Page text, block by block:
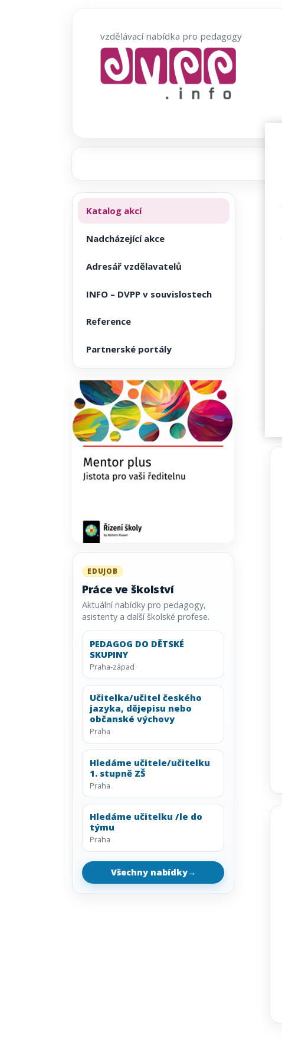
vzdělávací nabídka pro pedagogy
Katalog akcí
Nadcházející akce
Adresář vzdělavatelů
INFO – DVPP v souvislostech
Reference
Partnerské portály
EDUJOB
Práce ve školství
Aktuální nabídky pro pedagogy,
asistenty a další školské profese.
PEDAGOG DO DĚTSKÉ
SKUPINY
Praha-západ
Učitelka/učitel českého
jazyka, dějepisu nebo
občanské výchovy
Praha
Hledáme učitele/učitelku
1. stupně ZŠ
Praha
Hledáme učitelku /le do
týmu
Praha
Všechny nabídky→